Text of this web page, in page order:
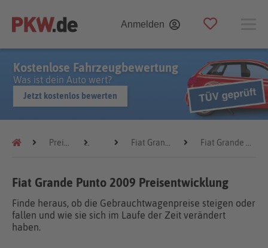
Anmelden
Kostenlose Fahrzeugbewertung
Was ist dein Auto wert?
Jetzt kostenlos bewerten
Preistrends Fiat Grande Punto Fiat Grande Punto 2009
Fiat Grande Punto 2009 Preisentwicklung
Finde heraus, ob die Gebrauchtwagenpreise steigen oder
fallen und wie sie sich im Laufe der Zeit verändert
haben.